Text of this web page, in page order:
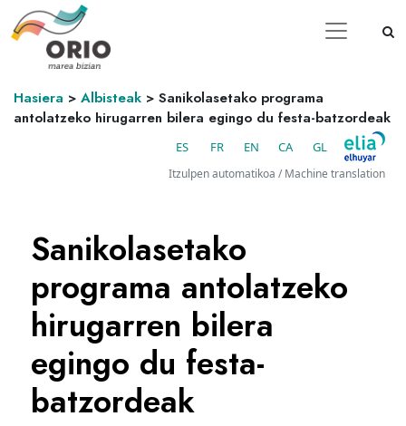
Hasiera > Albisteak > Sanikolasetako programa
antolatzeko hirugarren bilera egingo du festa-batzordeak
ES FR EN CA GL
Itzulpen automatikoa / Machine translation
Sanikolasetako
programa antolatzeko
hirugarren bilera
egingo du festa-
batzordeak